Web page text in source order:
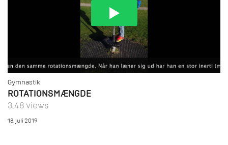
Gymnastik
ROTATIONSMÆNGDE
3.48 views
18. juli 2019